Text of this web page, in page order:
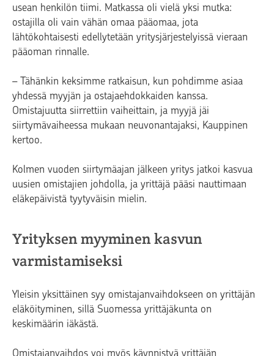
usean henkilön tiimi. Matkassa oli vielä yksi mutka:
ostajilla oli vain vähän omaa pääomaa, jota
lähtökohtaisesti edellytetään yritysjärjestelyissä vieraan
pääoman rinnalle.
– Tähänkin keksimme ratkaisun, kun pohdimme asiaa
yhdessä myyjän ja ostajaehdokkaiden kanssa.
Omistajuutta siirrettiin vaiheittain, ja myyjä jäi
siirtymävaiheessa mukaan neuvonantajaksi, Kauppinen
kertoo.
Kolmen vuoden siirtymäajan jälkeen yritys jatkoi kasvua
uusien omistajien johdolla, ja yrittäjä pääsi nauttimaan
eläkepäivistä tyytyväisin mielin.
Yrityksen myyminen kasvun
varmistamiseksi
Yleisin yksittäinen syy omistajanvaihdokseen on yrittäjän
eläköityminen, sillä Suomessa yrittäjäkunta on
keskimäärin iäkästä.
Omistajanvaihdos voi myös käynnistyä yrittäjän